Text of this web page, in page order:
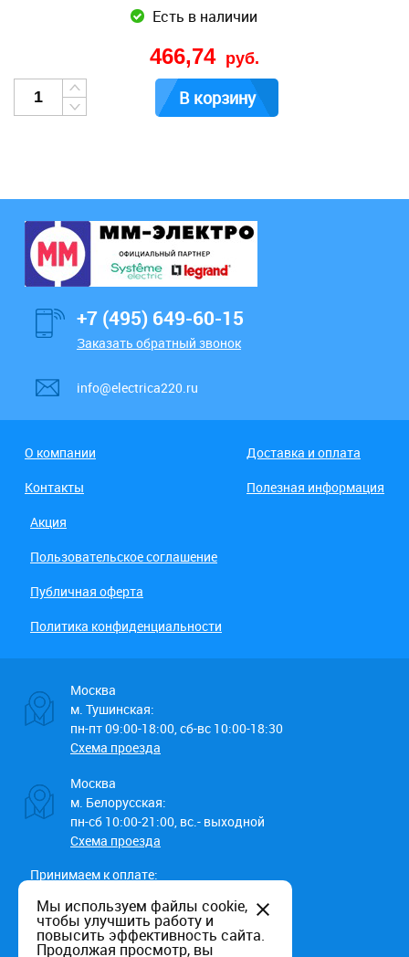
Есть в наличии
466,74 руб.
В корзину
+7 (495) 649-60-15
Заказать обратный звонок
info@electrica220.ru
О компании
Доставка и оплата
Контакты
Полезная информация
Акция
Пользовательское соглашение
Публичная оферта
Политика конфиденциальности
Москва
м. Тушинская:
пн-пт 09:00-18:00, сб-вс 10:00-18:30
Схема проезда
Москва
м. Белорусская:
пн-сб 10:00-21:00, вс.- выходной
Схема проезда
Принимаем к оплате:
Мы используем файлы cookie,
чтобы улучшить работу и
повысить эффективность сайта.
Продолжая просмотр, вы